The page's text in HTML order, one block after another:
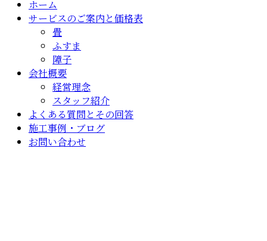
ホーム
サービスのご案内と価格表
畳
ふすま
障子
会社概要
経営理念
スタッフ紹介
よくある質問とその回答
施工事例・ブログ
お問い合わせ